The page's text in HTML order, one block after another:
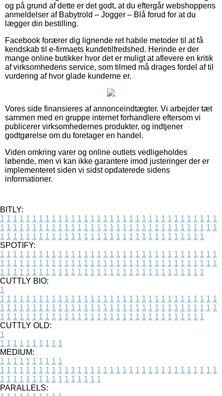
og på grund af dette er det godt, at du eftergår webshoppens
anmeldelser af Babytrold – Jogger – Blå forud for at du
lægger din bestilling.
Facebook forærer dig lignende ret habile metoder til at få
kendskab til e-firmaets kundetilfredshed. Herinde er der
mange online butikker hvor det er muligt at aflevere en kritik
af virksomhedens service, som tilmed må drages fordel af til
vurdering af hvor glade kunderne er.
Vores side finansieres af annonceindtægter. Vi arbejder tæt
sammen med en gruppe internet forhandlere eftersom vi
publicerer virksomhedernes produkter, og indtjener
godtgørelse om du foretager en handel.
Viden omkring varer og online outlets vedligeholdes
løbende, men vi kan ikke garantere imod justeringer der er
implementeret siden vi sidst opdaterede sidens
informationer.
BITLY:
1 1 1 1 1 1 1 1 1 1 1 1 1 1 1 1 1 1 1 1 1 1 1 1 1 1 1 1 1 1 1 1 1 1
1 1 1 1 1 1 1 1 1 1 1 1 1 1 1 1 1 1 1 1 1 1 1 1 1 1 1 1 1 1 1 1 1 1
1 1 1 1 1 1 1 1 1 1 1 1 1 1 1 1 1 1 1 1 1 1 1 1 1 1 1 1 1 1 1 1
SPOTIFY:
1 1 1 1 1 1 1 1 1 1 1 1 1 1 1 1 1 1 1 1 1 1 1 1 1 1 1 1 1 1 1 1 1 1
1 1 1 1 1 1 1 1 1 1 1 1 1 1 1 1 1 1 1 1 1 1 1 1 1 1 1 1 1 1 1 1 1 1
1 1 1 1 1 1 1 1 1 1 1 1 1 1 1 1 1 1 1 1 1 1 1 1 1 1 1 1 1 1 1 1
CUTTLY BIO:
1
1 1 1 1 1 1 1 1 1 1 1 1 1 1 1 1 1 1 1 1 1 1 1 1 1 1 1 1 1 1 1 1 1 1
1 1 1 1 1 1 1 1 1 1 1 1 1 1 1 1 1 1 1 1 1 1 1 1 1 1 1 1 1 1 1 1 1 1
1 1 1 1 1 1 1 1 1 1 1 1 1 1 1 1 1 1 1 1 1 1 1 1 1 1 1 1 1 1 1 1
CUTTLY OLD:
1
1 1 1 1 1 1 1 1 1 1
MEDIUM:
1 1 1 1 1 1 1 1 1 1
1 1 1 1 1 1 1 1 1 1 1 1 1 1 1 1 1 1 1 1 1 1 1 1 1 1 1 1 1 1 1 1 1 1
1 1 1 1 1 1 1 1 1 1 1 1 1 1 1 1
PARALLELS: